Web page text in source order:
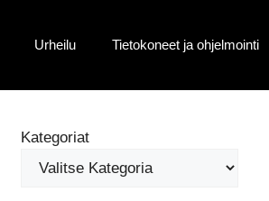
Urheilu Tietokoneet ja ohjelmointi
Kategoriat